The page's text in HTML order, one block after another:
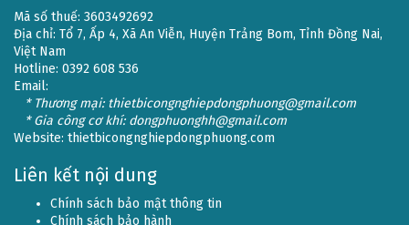
Mã số thuế: 3603492692
Địa chỉ: Tổ 7, Ấp 4, Xã An Viễn, Huyện Trảng Bom, Tỉnh Đồng Nai,
Việt Nam
Hotline: 0392 608 536
Email:
* Thương mại: thietbicongnghiepdongphuong@gmail.com
* Gia công cơ khí: dongphuonghh@gmail.com
Website: thietbicongnghiepdongphuong.com
Liên kết nội dung
Chính sách bảo mật thông tin
Chính sách bảo hành